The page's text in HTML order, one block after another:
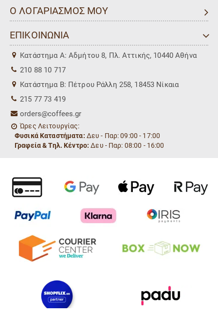
Ο ΛΟΓΑΡΙΑΣΜΟΣ ΜΟΥ
ΕΠΙΚΟΙΝΩΝΙΑ
Kατάστημα Α: Αδμήτου 8, Πλ. Αττικής, 10440 Αθήνα
210 88 10 717
Kατάστημα Β: Πέτρου Ράλλη 258, 18453 Νίκαια
215 77 73 419
orders@coffees.gr
Ώρες Λειτουργίας:
Φυσικά Καταστήματα: Δευ - Παρ: 09:00 - 17:00
Γραφεία & Τηλ. Κέντρο: Δευ - Παρ: 08:00 - 16:00